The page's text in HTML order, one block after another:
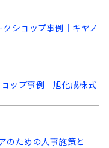
ショップ事例｜キヤノ
ップ事例｜旭化成株式
のための人事施策と